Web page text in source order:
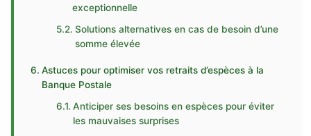
exceptionnelle
Solutions alternatives en cas de besoin d’une
somme élevée
Astuces pour optimiser vos retraits d’espèces à la
Banque Postale
Anticiper ses besoins en espèces pour éviter
les mauvaises surprises